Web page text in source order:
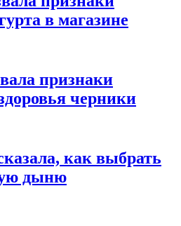
в магазине
признаки
черники
как выбрать
дыню